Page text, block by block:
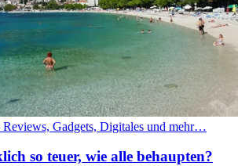
Gadgets, Digitales und mehr…
so teuer, wie alle behaupten?